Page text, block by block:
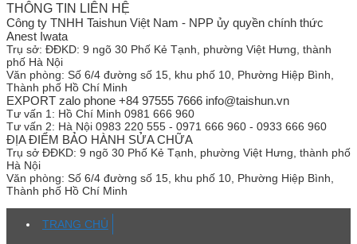
THÔNG TIN LIÊN HỆ
Công ty TNHH Taishun Việt Nam - NPP ủy quyền chính thức
Anest Iwata
Trụ sở: ĐĐKD: 9 ngõ 30 Phố Kẻ Tạnh, phường Việt Hưng, thành
phố Hà Nội
Văn phòng: Số 6/4 đường số 15, khu phố 10, Phường Hiệp Bình,
Thành phố Hồ Chí Minh
EXPORT zalo phone +84 97555 7666 info@taishun.vn
Tư vấn 1: Hồ Chí Minh 0981 666 960
Tư vấn 2: Hà Nội 0983 220 555 - 0971 666 960 - 0933 666 960
ĐỊA ĐIỂM BẢO HÀNH SỬA CHỮA
Trụ sở ĐĐKD: 9 ngõ 30 Phố Kẻ Tạnh, phường Việt Hưng, thành phố
Hà Nội
Văn phòng: Số 6/4 đường số 15, khu phố 10, Phường Hiệp Bình,
Thành phố Hồ Chí Minh
TRANG CHỦ